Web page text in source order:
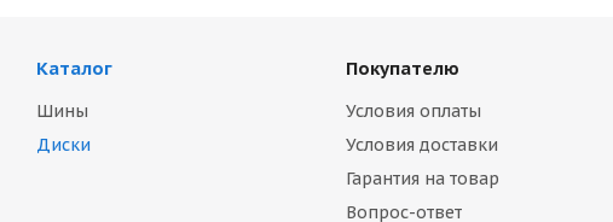
Каталог
Шины
Диски
Покупателю
Условия оплаты
Условия доставки
Гарантия на товар
Вопрос-ответ